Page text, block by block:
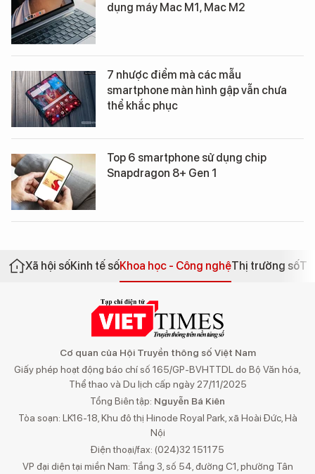
dụng máy Mac M1, Mac M2
7 nhược điểm mà các mẫu
smartphone màn hình gập vẫn chưa
thể khắc phục
Top 6 smartphone sử dụng chip
Snapdragon 8+ Gen 1
Xã hội sốKinh tế sốKhoa học - Công nghệThị trường số
Cơ quan của Hội Truyền thông số Việt Nam
Giấy phép hoạt động báo chí số 165/GP-BVHTTDL do Bộ Văn hóa,
Thể thao và Du lịch cấp ngày 27/11/2025
Tổng Biên tập: Nguyễn Bá Kiên
Tòa soạn: LK16-18, Khu đô thị Hinode Royal Park, xã Hoài Đức, Hà
Nội
Điện thoại/fax: (024)32 151175
VP đại diện tại miền Nam: Tầng 3, số 54, đường C1, phường Tân